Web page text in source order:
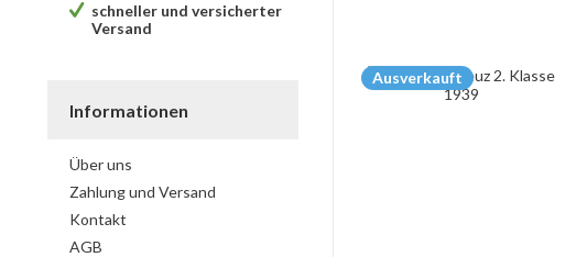
schneller und versicherter
Versand
Informationen
Über uns
Zahlung und Versand
Kontakt
AGB
Ausverkauft